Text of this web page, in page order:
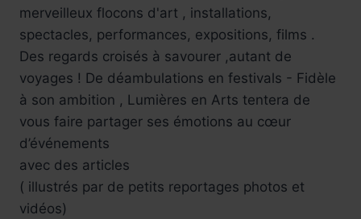
merveilleux flocons d'art , installations,
spectacles, performances, expositions, films .
Des regards croisés à savourer ,autant de
voyages ! De déambulations en festivals - Fidèle
à son ambition , Lumières en Arts tentera de
vous faire partager ses émotions au cœur
d’événements
avec des articles
( illustrés par de petits reportages photos et
vidéos)